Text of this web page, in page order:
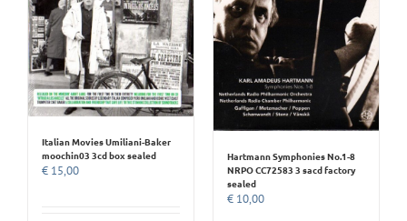
Italian Movies Umiliani-Baker
moochin03 3cd box sealed
€ 15,00
Hartmann Symphonies No.1-8
NRPO CC72583 3 sacd factory
sealed
€ 10,00